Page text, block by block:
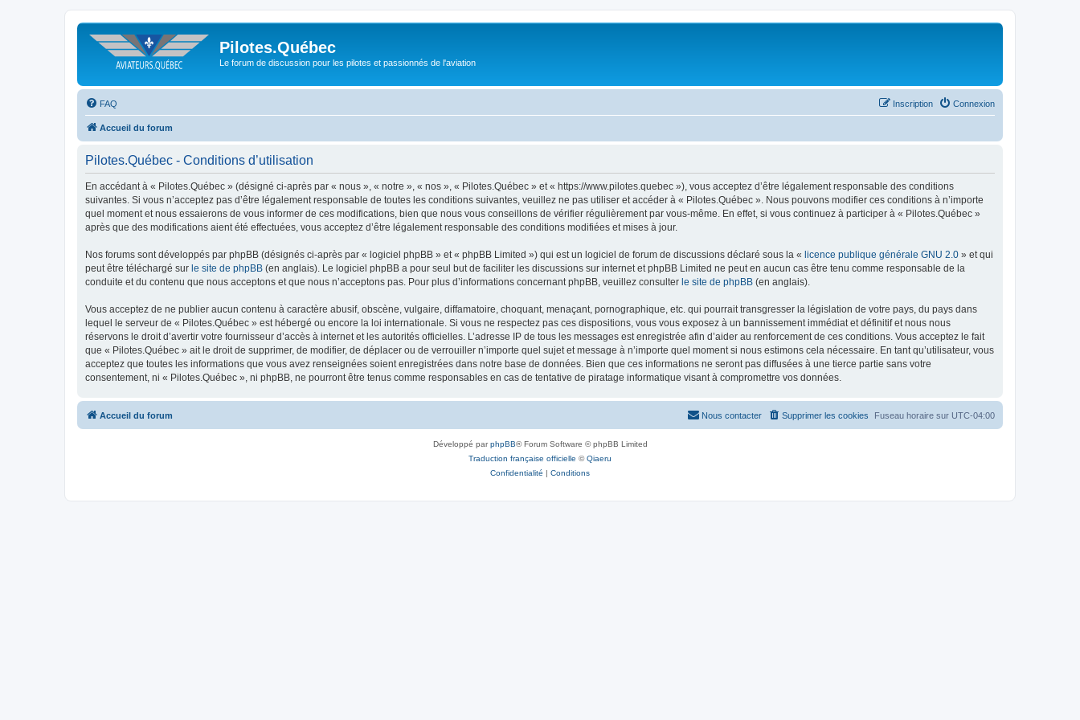
Pilotes.Québec
Le forum de discussion pour les pilotes et passionnés de l'aviation
FAQ Connexion
Inscription
Accueil du forum
Pilotes.Québec - Conditions d’utilisation
En accédant à « Pilotes.Québec » (désigné ci-après par « nous », « notre », « nos », « Pilotes.Québec » et « https://www.pilotes.quebec »), vous acceptez d’être légalement responsable des conditions
suivantes. Si vous n’acceptez pas d’être légalement responsable de toutes les conditions suivantes, veuillez ne pas utiliser et accéder à « Pilotes.Québec ». Nous pouvons modifier ces conditions à n’importe
quel moment et nous essaierons de vous informer de ces modifications, bien que nous vous conseillons de vérifier régulièrement par vous-même. En effet, si vous continuez à participer à « Pilotes.Québec »
après que des modifications aient été effectuées, vous acceptez d’être légalement responsable des conditions modifiées et mises à jour.
Nos forums sont développés par phpBB (désignés ci-après par « logiciel phpBB » et « phpBB Limited ») qui est un logiciel de forum de discussions déclaré sous la « licence publique générale GNU 2.0 » et qui
peut être téléchargé sur le site de phpBB (en anglais). Le logiciel phpBB a pour seul but de faciliter les discussions sur internet et phpBB Limited ne peut en aucun cas être tenu comme responsable de la
conduite et du contenu que nous acceptons et que nous n’acceptons pas. Pour plus d’informations concernant phpBB, veuillez consulter le site de phpBB (en anglais).
Vous acceptez de ne publier aucun contenu à caractère abusif, obscène, vulgaire, diffamatoire, choquant, menaçant, pornographique, etc. qui pourrait transgresser la législation de votre pays, du pays dans
lequel le serveur de « Pilotes.Québec » est hébergé ou encore la loi internationale. Si vous ne respectez pas ces dispositions, vous vous exposez à un bannissement immédiat et définitif et nous nous
réservons le droit d’avertir votre fournisseur d’accès à internet et les autorités officielles. L’adresse IP de tous les messages est enregistrée afin d’aider au renforcement de ces conditions. Vous acceptez le fait
que « Pilotes.Québec » ait le droit de supprimer, de modifier, de déplacer ou de verrouiller n’importe quel sujet et message à n’importe quel moment si nous estimons cela nécessaire. En tant qu’utilisateur, vous
acceptez que toutes les informations que vous avez renseignées soient enregistrées dans notre base de données. Bien que ces informations ne seront pas diffusées à une tierce partie sans votre
consentement, ni « Pilotes.Québec », ni phpBB, ne pourront être tenus comme responsables en cas de tentative de piratage informatique visant à compromettre vos données.
Accueil du forum Fuseau horaire sur UTC-04:00
Supprimer les cookies
Nous contacter
Développé parphpBB® Forum Software © phpBB Limited
Traduction française officielle ©Qiaeru
Confidentialité | Conditions